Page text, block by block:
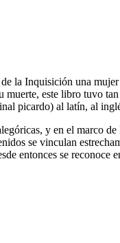
la Inquisición una mujer
muerte, este libro tuvo
picardo) al latín, al
y en el marco
se vinculan
entonces se reconoce